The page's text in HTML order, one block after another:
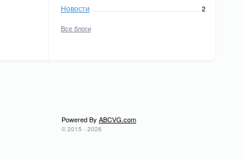
Новости 2
Все блоги
Powered By ABCVG.com
© 2015 - 2026